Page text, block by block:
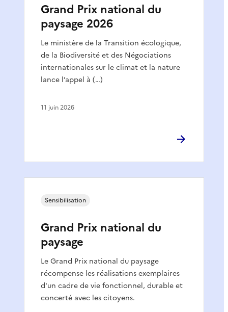
Grand Prix national du
paysage 2026
Le ministère de la Transition écologique,
de la Biodiversité et des Négociations
internationales sur le climat et la nature
lance l’appel à (…)
11 juin 2026
Grand Prix national du
paysage
Le Grand Prix national du paysage
récompense les réalisations exemplaires
d'un cadre de vie fonctionnel, durable et
concerté avec les citoyens.
Sensibilisation